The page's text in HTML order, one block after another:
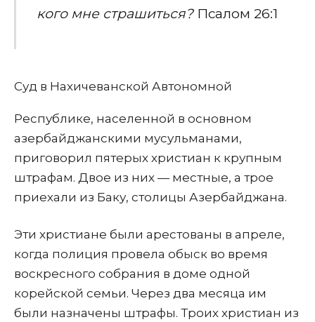
кого мне страшиться? Псалом 26:1
Суд в Нахичеванской Автономной
Республике, населенной в основном
азербайджанскими мусульманами,
приговорил пятерых христиан к крупным
штрафам. Двое из них — местные, а трое
приехали из Баку, столицы Азербайджана.
Эти христиане были арестованы в апреле,
когда полиция провела обыск во время
воскресного собрания в доме одной
корейской семьи. Через два месяца им
были назначены штрафы. Троих христиан из